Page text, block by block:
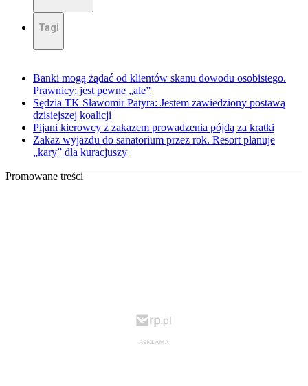
Tagi
Banki mogą żądać od klientów skanu dowodu osobistego.
Prawnicy: jest pewne „ale”
Sędzia TK Sławomir Patyra: Jestem zawiedziony postawą
dzisiejszej koalicji
Pijani kierowcy z zakazem prowadzenia pójdą za kratki
Zakaz wyjazdu do sanatorium przez rok. Resort planuje
„kary” dla kuracjuszy
Promowane treści